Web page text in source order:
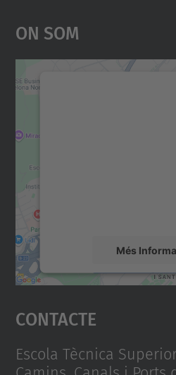
On Som
Més
Accepta
powered by
Contacte
Escola Tècnica